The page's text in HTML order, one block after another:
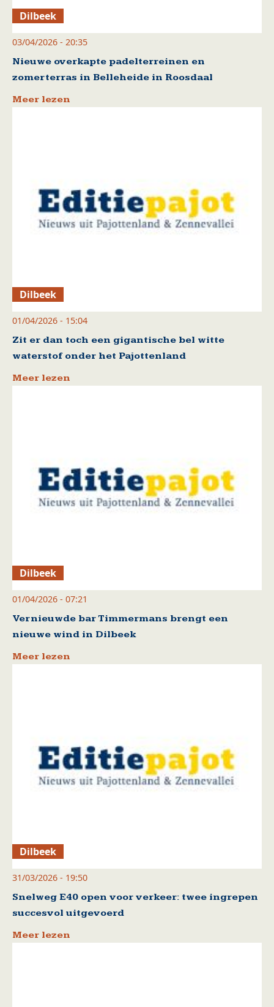
Dilbeek
03/04/2026 - 20:35
Nieuwe overkapte padelterreinen en
zomerterras in Belleheide in Roosdaal
Meer lezen
Dilbeek
01/04/2026 - 15:04
Zit er dan toch een gigantische bel witte
waterstof onder het Pajottenland
Meer lezen
Dilbeek
01/04/2026 - 07:21
Vernieuwde bar Timmermans brengt een
nieuwe wind in Dilbeek
Meer lezen
Dilbeek
31/03/2026 - 19:50
Snelweg E40 open voor verkeer: twee ingrepen
succesvol uitgevoerd
Meer lezen